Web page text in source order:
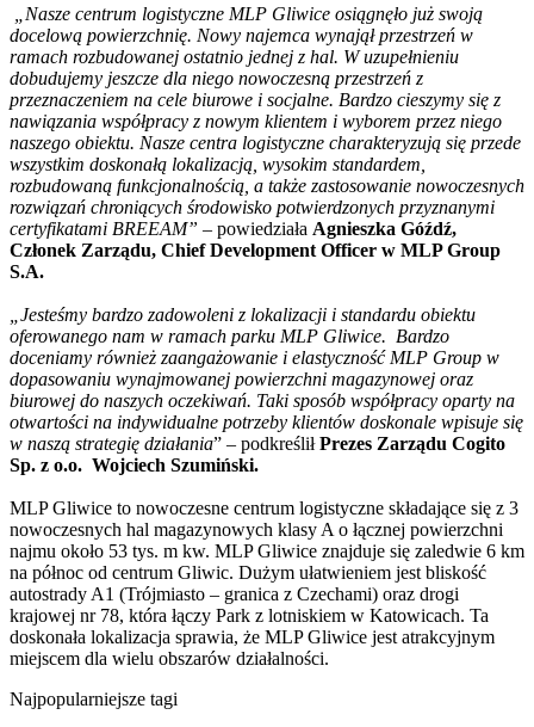
„Nasze centrum logistyczne MLP Gliwice osiągnęło już swoją
docelową powierzchnię. Nowy najemca wynajął przestrzeń w
ramach rozbudowanej ostatnio jednej z hal. W uzupełnieniu
dobudujemy jeszcze dla niego nowoczesną przestrzeń z
przeznaczeniem na cele biurowe i socjalne. Bardzo cieszymy się z
nawiązania współpracy z nowym klientem i wyborem przez niego
naszego obiektu. Nasze centra logistyczne charakteryzują się przede
wszystkim doskonałą lokalizacją, wysokim standardem,
rozbudowaną funkcjonalnością, a także zastosowanie nowoczesnych
rozwiązań chroniących środowisko potwierdzonych przyznanymi
certyfikatami BREEAM” – powiedziała Agnieszka Góźdź,
Członek Zarządu, Chief Development Officer w MLP Group
S.A.
„Jesteśmy bardzo zadowoleni z lokalizacji i standardu obiektu
oferowanego nam w ramach parku MLP Gliwice. Bardzo
doceniamy również zaangażowanie i elastyczność MLP Group w
dopasowaniu wynajmowanej powierzchni magazynowej oraz
biurowej do naszych oczekiwań. Taki sposób współpracy oparty na
otwartości na indywidualne potrzeby klientów doskonale wpisuje się
w naszą strategię działania” – podkreśliłPrezes Zarządu Cogito
Sp. z o.o. Wojciech Szumiński.
MLP Gliwice to nowoczesne centrum logistyczne składające się z 3
nowoczesnych hal magazynowych klasy A o łącznej powierzchni
najmu około 53 tys. m kw. MLP Gliwice znajduje się zaledwie 6 km
na północ od centrum Gliwic. Dużym ułatwieniem jest bliskość
autostrady A1 (Trójmiasto – granica z Czechami) oraz drogi
krajowej nr 78, która łączy Park z lotniskiem w Katowicach. Ta
doskonała lokalizacja sprawia, że MLP Gliwice jest atrakcyjnym
miejscem dla wielu obszarów działalności.
Najpopularniejsze tagi